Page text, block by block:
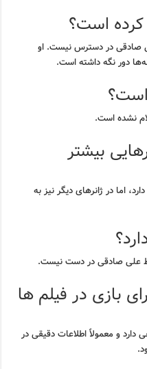
کرده است؟
صادقی در دسترس نیست. او
دور نگه داشته است.
نشده است.
بیشتر
اما در ژانرهای دیگر نیز به
علی صادقی در دست نیست.
بازی در فیلم ها
دارد و معمولاً اطلاعات دقیقی در